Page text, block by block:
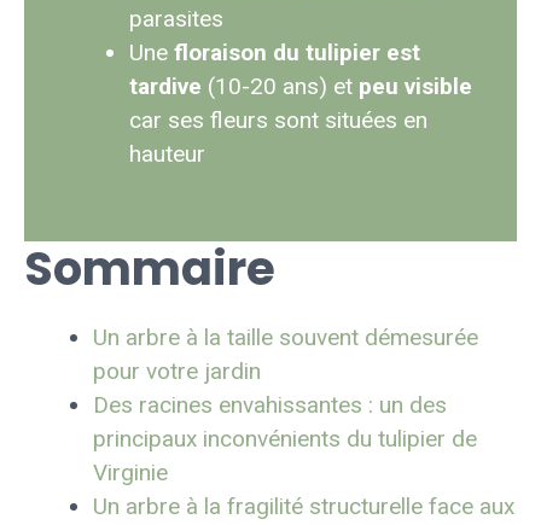
parasites
Une floraison du tulipier est
tardive (10-20 ans) et peu visible
car ses fleurs sont situées en
hauteur
Sommaire
Un arbre à la taille souvent démesurée
pour votre jardin
Des racines envahissantes : un des
principaux inconvénients du tulipier de
Virginie
Un arbre à la fragilité structurelle face aux